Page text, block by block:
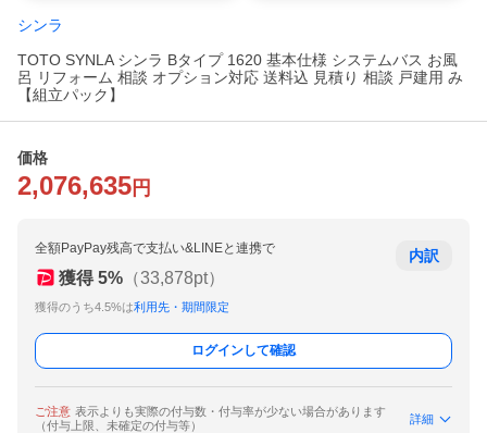
シンラ
TOTO SYNLA シンラ Bタイプ 1620 基本仕様 システムバス お風
呂 リフォーム 相談 オプション対応 送料込 見積り 相談 戸建用 み
【組立パック】
価格
2,076,635 円
全額PayPay残高で支払い&LINEと連携で
獲得 5% （33,878pt）
獲得のうち4.5%は利用先・期間限定
内訳
ログインして確認
ご注意 表示よりも実際の付与数・付与率が少ない場合があります
（付与上限、未確定の付与等）
詳細